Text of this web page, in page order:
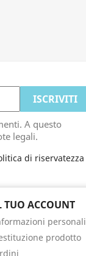
A questo
legali.
di riservatezza
TUO ACCOUNT
personali
prodotto